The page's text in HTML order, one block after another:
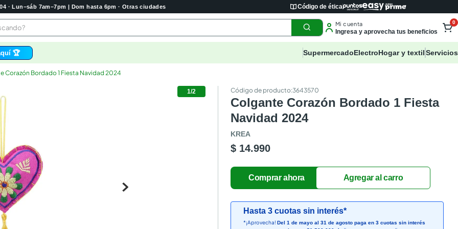
· Lun–sáb 7am–7pm | Dom hasta 6pm · Otras ciudades Código de ética
higienico
Mi cuenta
Ingresa y aprovecha tus beneficios
0
🏆 SupermercadoElectroHogar y textilServicios
Corazón Bordado 1 Fiesta Navidad 2024
1/2 :3643570
Colgante Corazón Bordado 1 Fiesta
Navidad 2024
KREA
$ 14.990
Hasta 3 cuotas sin interés*
*¡Aprovecha!Del 1 de mayo al 31 de agosto paga en 3 cuotas sin interés